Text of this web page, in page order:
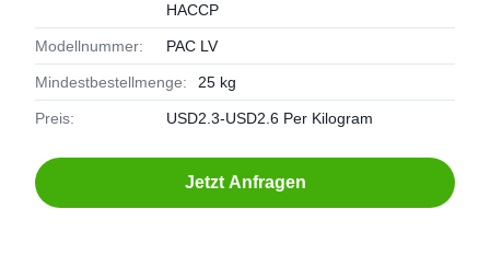
HACCP
Modellnummer: PAC LV
Mindestbestellmenge: 25 kg
Preis: USD2.3-USD2.6 Per Kilogram
Jetzt Anfragen